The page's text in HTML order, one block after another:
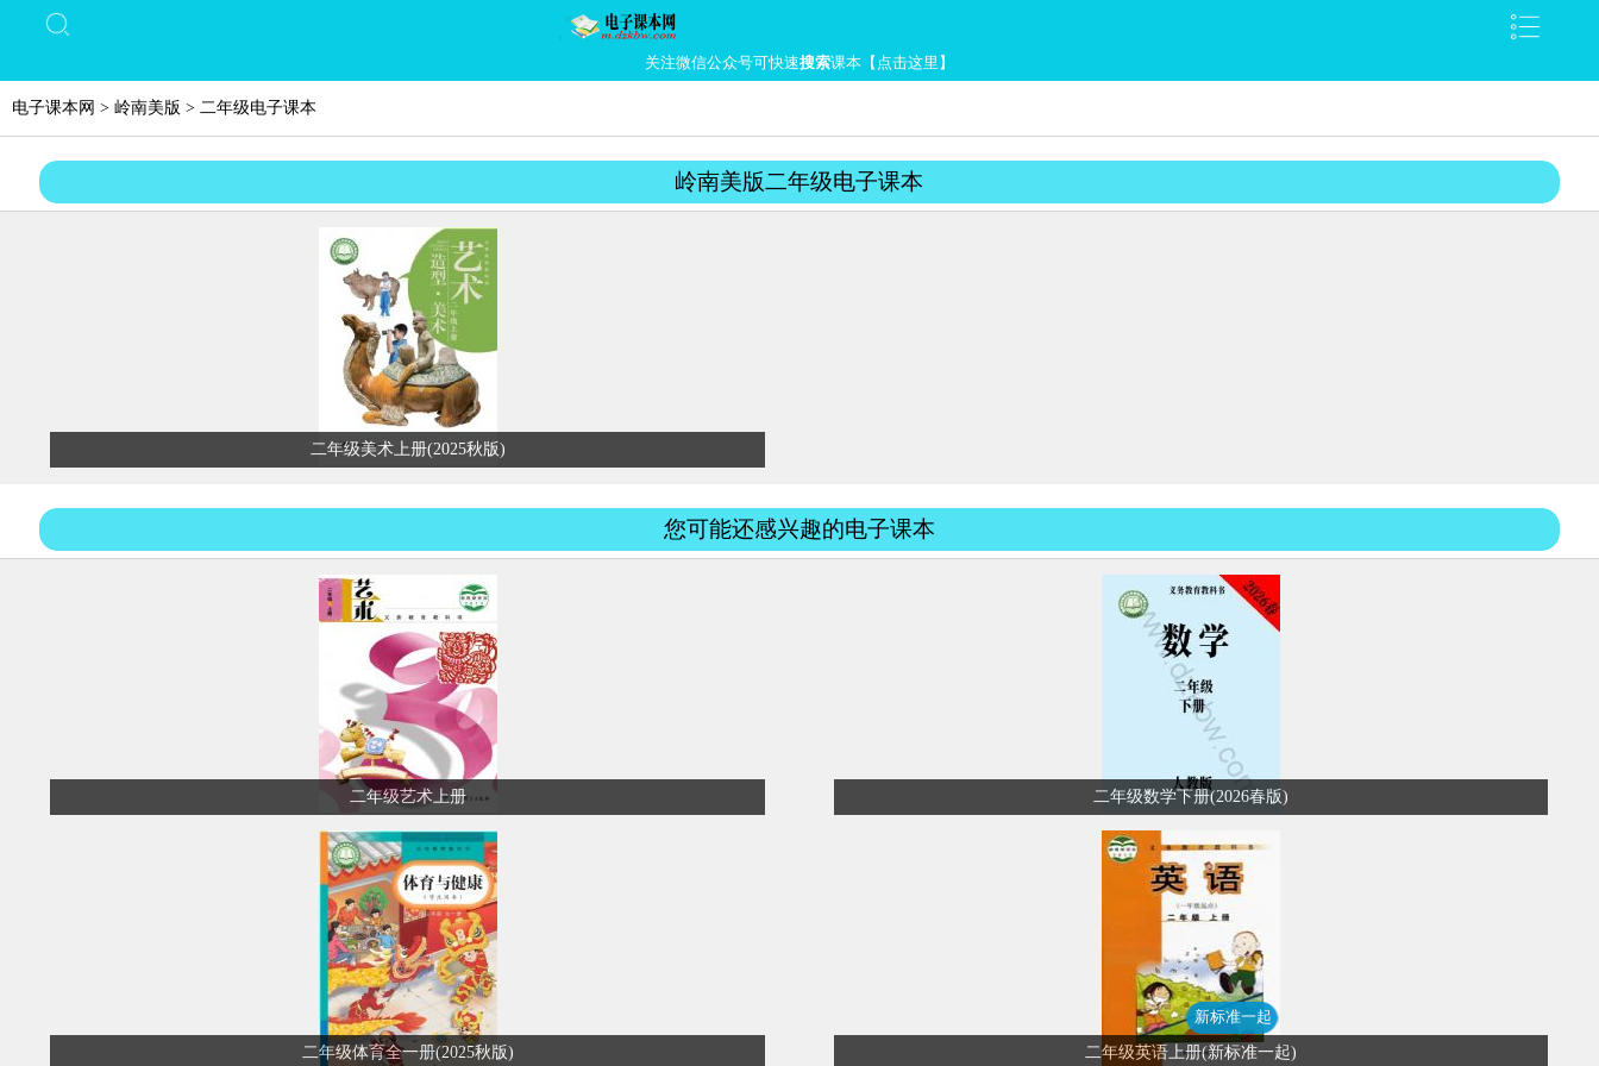
关注微信公众号可快速搜索课本【点击这里】
电子课本网 > 岭南美版 > 二年级电子课本
岭南美版二年级电子课本
二年级美术上册(2025秋版)
您可能还感兴趣的电子课本
二年级艺术上册 二年级数学下册(2026春版)
二年级体育全一册(2025秋版)
新标准一起
二年级英语上册(新标准一起)